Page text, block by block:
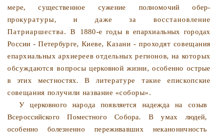
мере, существенное сужение полномочий обер-
прокуратуры, и даже за восстановление
Патриаршества. В 1880-е годы в епархиальных городах
России - Петербурге, Киеве, Казани - проходят совещания
епархиальных архи­ереев отдельных регионов, на которых
обсуждаются вопро­сы церковной жизни, особенно острые
в этих местностях. Влитературе такие епископские
совещания получили назва­ние «соборы».
У церковного народа появляется надежда на созыв
Всерос­сийского Поместного Собора. В умах людей,
особенно болез­ненно переживавших неканоничность